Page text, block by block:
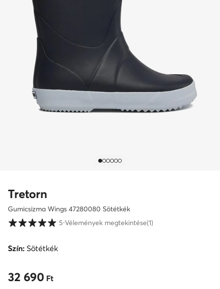
Tretorn
Gumicsizma Wings 47280080 Sötétkék
Vásárlói értékelések 1-5 skálán
5⋅Vélemények megtekintése(1)
Szín: Sötétkék
32 690 Ft
32 690 Ft